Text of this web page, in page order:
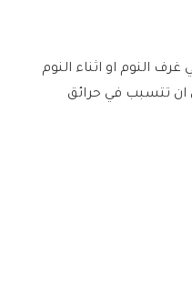
النوم او اثناء النوم
ان تتسبب في حرائق